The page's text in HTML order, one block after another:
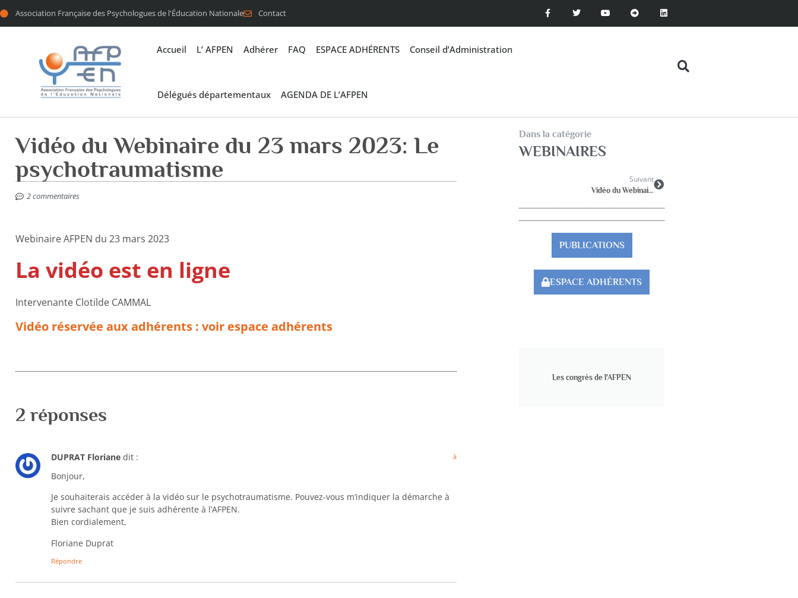
Association Française des Psychologues de l'Éducation Nationale Contact
Accueil L’ AFPEN Adhérer FAQ ESPACE ADHÉRENTS Conseil d’Administration
Délégués départementaux AGENDA DE L’AFPEN
Vidéo du Webinaire du 23 mars 2023: Le
psychotraumatisme
2 commentaires
Webinaire AFPEN du 23 mars 2023
La vidéo est en ligne
Intervenante Clotilde CAMMAL
Vidéo réservée aux adhérents : voir espace adhérents
2 réponses
DUPRAT Floriane dit : à
Bonjour,
Je souhaiterais accéder à la vidéo sur le psychotraumatisme. Pouvez-vous m’indiquer la démarche à
suivre sachant que je suis adhérente à l’AFPEN.
Bien cordialement,
Floriane Duprat
Répondre
Dans la catégorie
WEBINAIRES
Suivant
Vidéo du Webinaire du 22 juin 2023: Cellule d’écoute et d’accompagnement : La vidéo est en ligne pour les adhérents (voir espace adhérents)
PUBLICATIONS
ESPACE ADHÉRENTS
Les congrès de l'AFPEN